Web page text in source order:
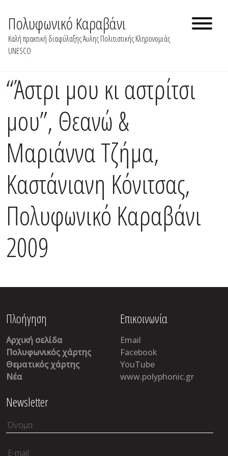
content
Πολυφωνικό Καραβάνι
Καλή πρακτική διαφύλαξης Άυλης Πολιτιστικής Κληρονομιάς
UNESCO
“Άστρι μου κι αστρίτσι
μου”, Θεανώ &
Μαριάννα Τζήμα,
Καστάνιανη Κόνιτσας,
Πολυφωνικό Καραβάνι
2009
Πλοήγηση
Αρχική σελίδα
Πολυφωνικός χάρτης
Θεματικός χάρτης
Νέα
Επικοινωνία
Email
Facebook
YouTube
www.polyphonic.gr
Newsletter